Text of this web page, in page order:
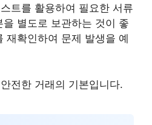
트를 활용하여 필요한 서류
별도로 보관하는 것이 좋
재확인하여 문제 발생을 예
전한 거래의 기본입니다.